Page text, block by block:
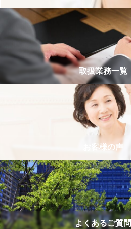
取扱業務一覧
お客様の声
よくあるご質問